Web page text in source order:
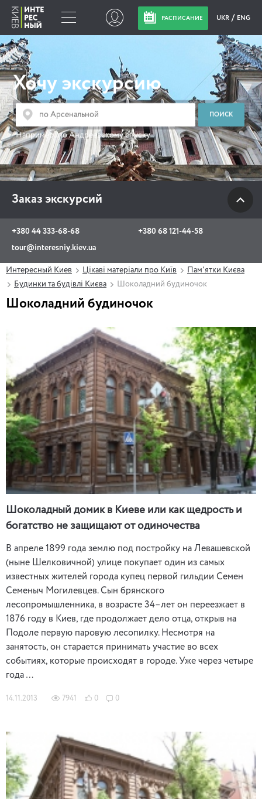
РАСПИСАНИЕ UKR ENG
Хочу экскурсию
Например:по Андреевскому спуску
Заказ экскурсий
+380 44 333-68-68
+380 68 121-44-58
tour@interesniy.kiev.ua
Заказ экскурсий
+380 44 333-68-68
+380 68 121-44-58
tour@interesniy.kiev.ua
с 10.00 до 19:30 ежедневно
Интересный Киев Цікаві матеріали про Київ
Пам'ятки Києва
Будинки та будівлі Києва
Шоколадний будиночок
Шоколадний будиночок
Шоколадный домик в Киеве или как щедрость и
богатство не защищают от одиночества
В апреле 1899 года землю под постройку на Левашевской
(ныне Шелковичной) улице покупает один из самых
известных жителей города купец первой гильдии Семен
Семеныч Могилевцев. Сын брянского
лесопромышленника, в возрасте 34–лет он переезжает в
1876 году в Киев, где продолжает дело отца, открыв на
Подоле первую паровую лесопилку. Несмотря на
занятость, он старается принимать участие во всех
событиях, которые происходят в городе. Уже через четыре
года …
14.11.2013 7941 0 0